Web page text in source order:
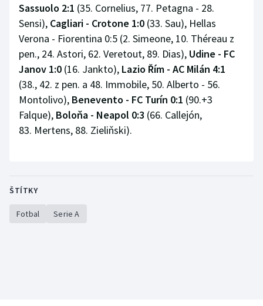
Sassuolo 2:1 (35. Cornelius, 77. Petagna - 28.
Sensi), Cagliari - Crotone 1:0 (33. Sau), Hellas
Verona - Fiorentina 0:5 (2. Simeone, 10. Théreau z
pen., 24. Astori, 62. Veretout, 89. Dias), Udine - FC
Janov 1:0 (16. Jankto), Lazio Řím - AC Milán 4:1
(38., 42. z pen. a 48. Immobile, 50. Alberto - 56.
Montolivo), Benevento - FC Turín 0:1 (90.+3
Falque), Boloňa - Neapol 0:3 (66. Callejón,
83. Mertens, 88. Zieliňski).
ŠTÍTKY
Fotbal Serie A